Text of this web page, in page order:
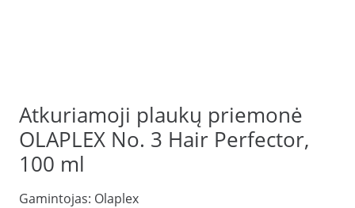
Atkuriamoji plaukų priemonė
OLAPLEX No. 3 Hair Perfector,
100 ml
Gamintojas: Olaplex